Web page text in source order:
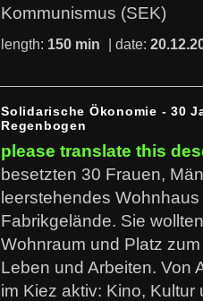
Kommunismus (SEK)
length: 150 min | date:
Solidarische Ökonomie - 30
Regenbogen
please translate this
besetzten 30 Frauen,
leerstehendes
Fabrikgelände. Sie
Wohnraum und Platz
Leben und Arbeiten. Von
im Kiez aktiv: Kino,